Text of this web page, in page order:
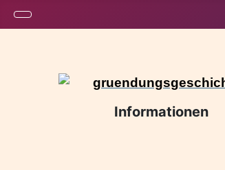
Informationen